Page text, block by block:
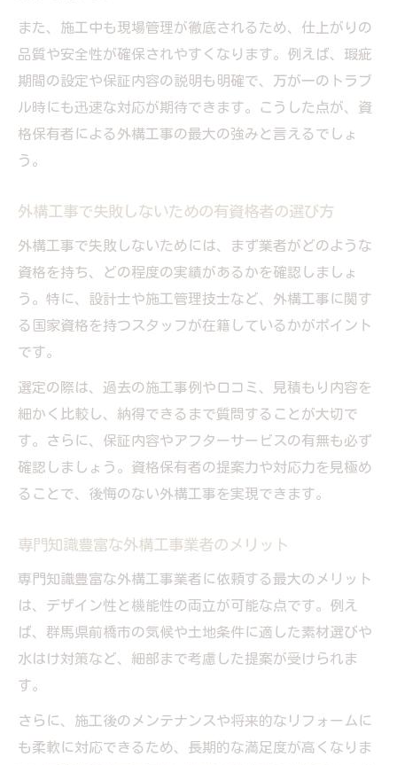
また、施工中も現場管理が徹底されるため、仕上がりの
品質や安全性が確保されやすくなります。例えば、瑕疵
期間の設定や保証内容の説明も明確で、万が一のトラブ
ル時にも迅速な対応が期待できます。こうした点が、資
格保有者による外構工事の最大の強みと言えるでしょ
う。
外構工事で失敗しないための有資格者の選び方
外構工事で失敗しないためには、まず業者がどのような
資格を持ち、どの程度の実績があるかを確認しましょ
う。特に、設計士や施工管理技士など、外構工事に関す
る国家資格を持つスタッフが在籍しているかがポイント
です。
選定の際は、過去の施工事例や口コミ、見積もり内容を
細かく比較し、納得できるまで質問することが大切で
す。さらに、保証内容やアフターサービスの有無も必ず
確認しましょう。資格保有者の提案力や対応力を見極め
ることで、後悔のない外構工事を実現できます。
専門知識豊富な外構工事業者のメリット
専門知識豊富な外構工事業者に依頼する最大のメリット
は、デザイン性と機能性の両立が可能な点です。例え
ば、群馬県前橋市の気候や土地条件に適した素材選びや
水はけ対策など、細部まで考慮した提案が受けられま
す。
さらに、施工後のメンテナンスや将来的なリフォームに
も柔軟に対応できるため、長期的な満足度が高くなりま